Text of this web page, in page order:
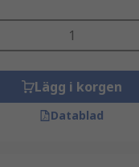
Lägg i korgen
Datablad